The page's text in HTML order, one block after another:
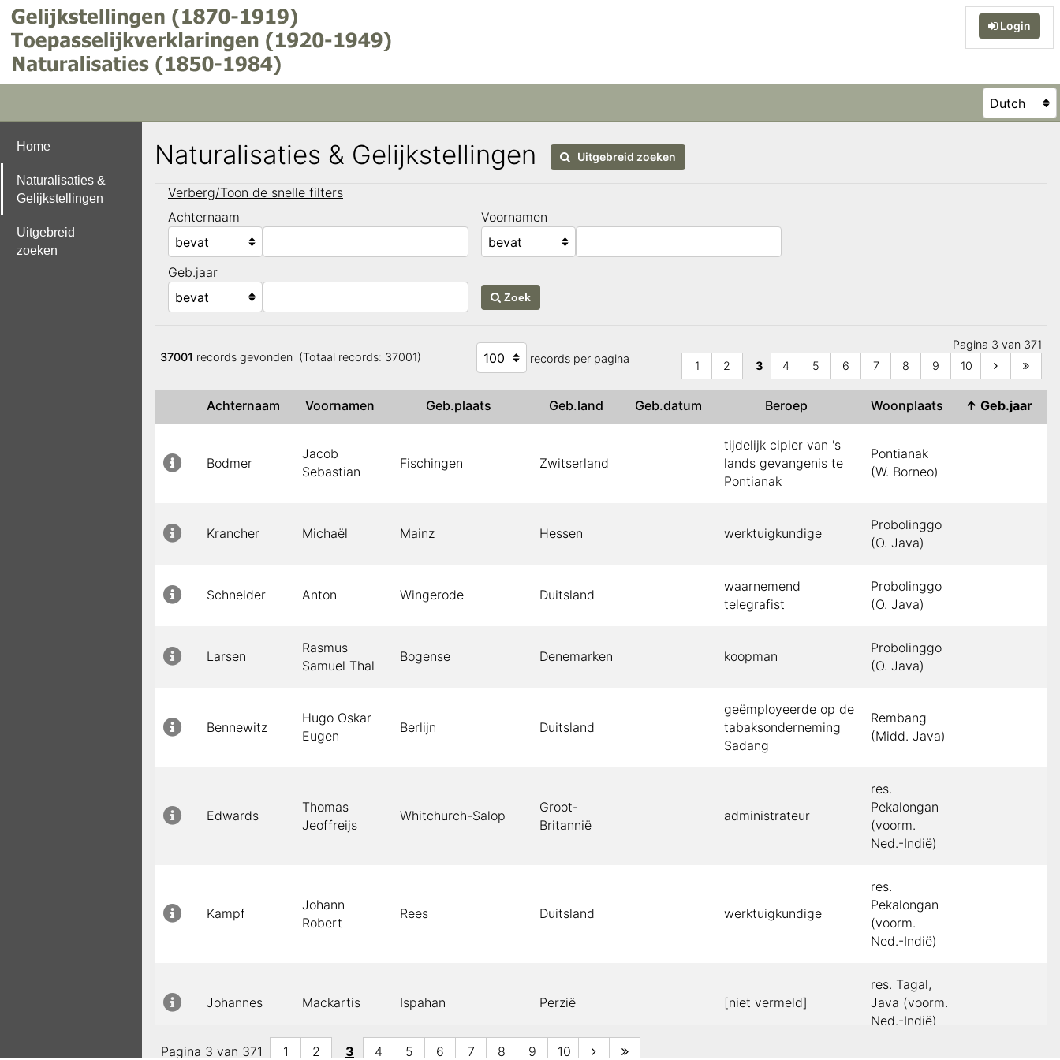
Login
Home
Naturalisaties &
Gelijkstellingen
Uitgebreid
zoeken
Naturalisaties & Gelijkstellingen Uitgebreid zoeken
Verberg/Toon de snelle filters
Achternaam
Voornamen
Geb.jaar
Zoek
37001 records gevonden (Totaal records: 37001) records per pagina
Pagina 3 van 371
1
2 3 4 5 6 7 8 9 10
Achternaam Voornamen Geb.plaats Geb.land Geb.datum Beroep Woonplaats ↑ Geb.jaar
Bodmer
Jacob
Sebastian
Fischingen Zwitserland
tijdelijk cipier van 's
lands gevangenis te
Pontianak
Pontianak
(W. Borneo)
Krancher Michaël Mainz Hessen werktuigkundige
Probolinggo
(O. Java)
Schneider Anton Wingerode Duitsland
waarnemend
telegrafist
Probolinggo
(O. Java)
Larsen
Rasmus
Samuel Thal
Bogense Denemarken koopman
Probolinggo
(O. Java)
Bennewitz
Hugo Oskar
Eugen
Berlijn Duitsland
geëmployeerde op de
tabaksonderneming
Sadang
Rembang
(Midd. Java)
Edwards
Thomas
Jeoffreijs
Whitchurch-Salop
Groot-
Britannië
administrateur
res.
Pekalongan
(voorm.
Ned.-Indië)
Kampf
Johann
Robert
Rees Duitsland werktuigkundige
res.
Pekalongan
(voorm.
Ned.-Indië)
Johannes Mackartis Ispahan Perzië [niet vermeld]
res. Tagal,
Java (voorm.
Ned.-Indië)
Pagina 3 van 371 1 2 3 4 5 6 7 8 9 10